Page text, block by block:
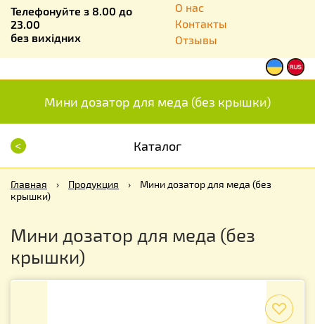
Телефонуйте з 8.00 до
23.00
без вихідних
О нас
Контакты
Отзывы
Мини дозатор для меда (без крышки)
< Каталог
Главная › Продукция ›
Мини дозатор для меда (без
крышки)
Мини дозатор для меда (без
крышки)